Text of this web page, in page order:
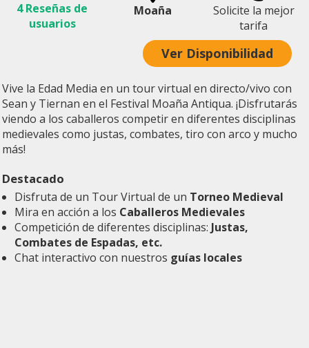
4 Reseñas de
usuarios
Moaña
Solicite la mejor
tarifa
Ver Disponibilidad
Vive la Edad Media en un tour virtual en directo/vivo con
Sean y Tiernan en el Festival Moaña Antiqua. ¡Disfrutarás
viendo a los caballeros competir en diferentes disciplinas
medievales como justas, combates, tiro con arco y mucho
más!
Destacado
Disfruta de un Tour Virtual de un Torneo Medieval
Mira en acción a los Caballeros Medievales
Competición de diferentes disciplinas: Justas,
Combates de Espadas, etc.
Chat interactivo con nuestros guías locales